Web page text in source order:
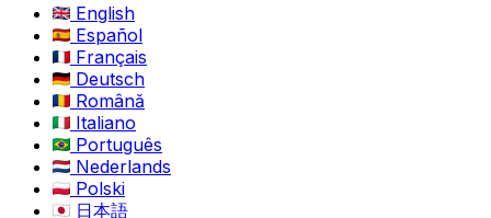
English
Español
Français
Deutsch
Română
Italiano
Português
Nederlands
Polski
日本語